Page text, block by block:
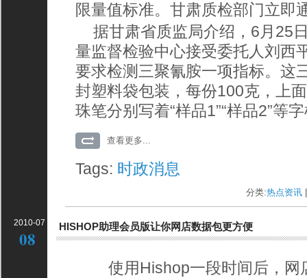
限量值标准。甘肃质检部门立即
据甘肃省质监局介绍，6月25
量监督检验中心接受委托人刘西
要求检测三聚氰胺一项指标。这
封塑料袋包装，每份100克，上
珠笔分别写着“样品1”“样品2”等
查看更多...
Tags: 时政消息
分类:热点资讯
2010-07
08
HISHOP助理会员版让你网店数据包更方便
使用Hishop一段时间后，网